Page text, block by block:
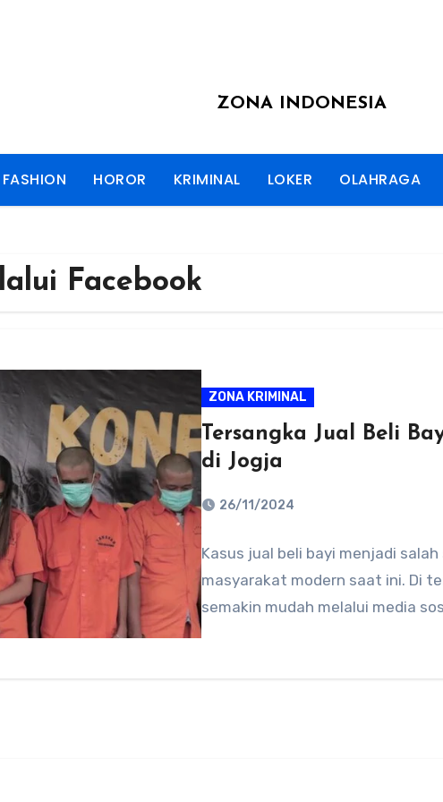
ZONA INDONESIA
FASHION HOROR KRIMINAL LOKER OLAHRAGA
Facebook
ZONA KRIMINAL
Tersangka Jual Beli
di Jogja
26/11/2024
Comments
Kasus jual beli bayi menjadi
masyarakat modern saat ini. Di
semakin mudah melalui media